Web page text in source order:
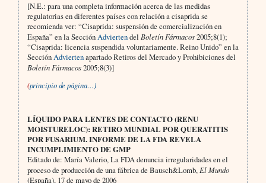
[N.E.: para una completa información acerca de las medidas
regulatorias en diferentes países con relación a cisaprida se
recomienda ver: “Cisaprida: suspensión de comercialización en
España” en la SecciónAdviertendel Boletín Fármacos2005;8(1);
“Cisaprida: licencia suspendida voluntariamente. Reino Unido” en la
SecciónAdviertenapartado Retiros del Mercado y Prohibiciones del
Boletín Fármacos2005;8(3)]
(principio de página…)
LÍQUIDO PARA LENTES DE CONTACTO (RENU
MOISTURELOC): RETIRO MUNDIAL POR QUERATITIS
POR FUSARIUM. INFORME DE LA FDA REVELA
INCUMPLIMIENTO DE GMP
Editado de: María Valerio, La FDA denuncia irregularidades en el
proceso de producción de una fábrica de Bausch&Lomb, El Mundo
(España), 17 de mayo de 2006